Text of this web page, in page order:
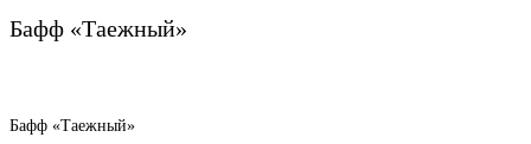
Бафф «Таежный»
Бафф «Таежный»